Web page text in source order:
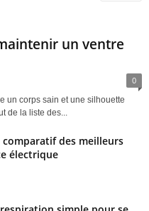
un ventre
0
un corps sain et une silhouette
de la liste des...
des meilleurs
électrique